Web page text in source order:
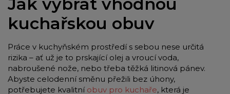
kuchařskou obuv
Práce v kuchyňském prostředí s sebou nese určitá
rizika – ať už je to prskající olej a vroucí voda,
nabroušené nože, nebo třeba těžká litinová pánev.
Abyste celodenní směnu přežili bez úhony,
potřebujete kvalitní obuv pro kuchaře, která je